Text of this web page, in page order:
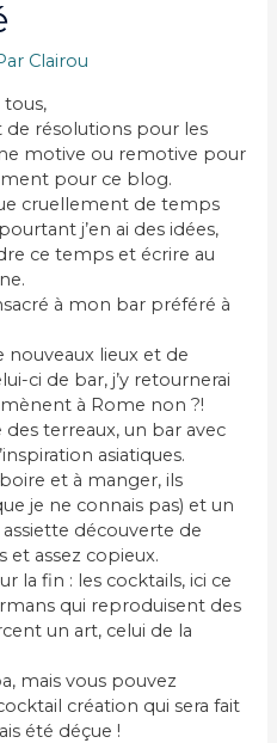
Clairou
tous,
de résolutions pour les
motive ou remotive pour
pour ce blog.
cruellement de temps
j’en ai des idées,
ce temps et écrire au
à mon bar préféré à
nouveaux lieux et de
ci de bar, j’y retournerai
à Rome non ?!
terreaux, un bar avec
asiatiques.
et à manger, ils
je ne connais pas) et un
découverte de
et assez copieux.
la fin : les cocktails, ici ce
qui reproduisent des
un art, celui de la
mais vous pouvez
création qui sera fait
été déçue !